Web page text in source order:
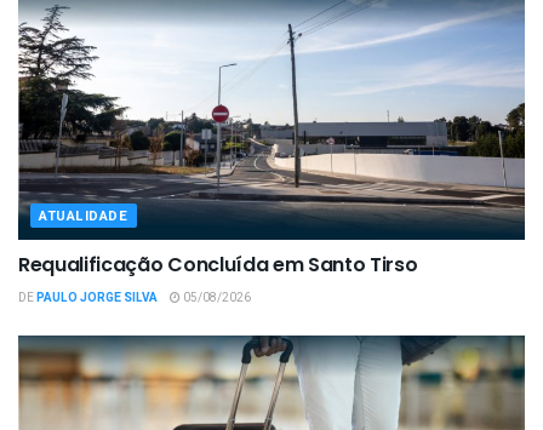
ATUALIDADE
Requalificação Concluída em Santo Tirso
DEPAULO JORGE SILVA 05/08/2026